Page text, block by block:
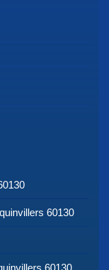
60130
60130